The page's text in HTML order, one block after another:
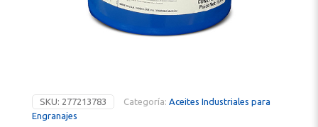
SKU: 277213783 Categoría: Aceites Industriales para
Engranajes